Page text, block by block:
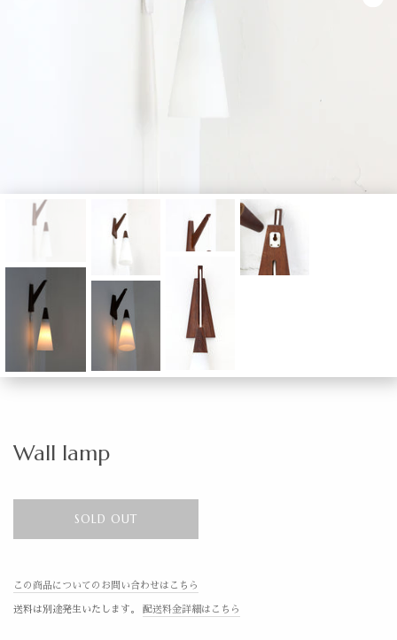
Wall lamp
SOLD OUT
この商品についてのお問い合わせはこちら
送料は別途発生いたします。 配送料金詳細はこちら